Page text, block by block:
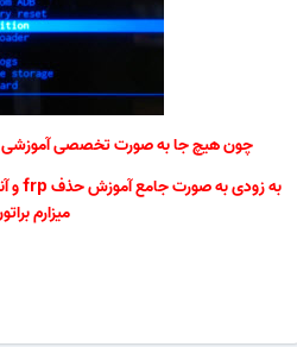
چون هیچ جا به صورت تخصصی آموزشی
میزارم براتون